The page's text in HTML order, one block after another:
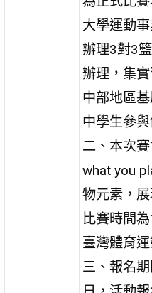
大學運動
辦理3對3
辦理，集
中部地區
中學生參
二、本次
what you
物元素，
比賽時間
臺灣體育
三、報名